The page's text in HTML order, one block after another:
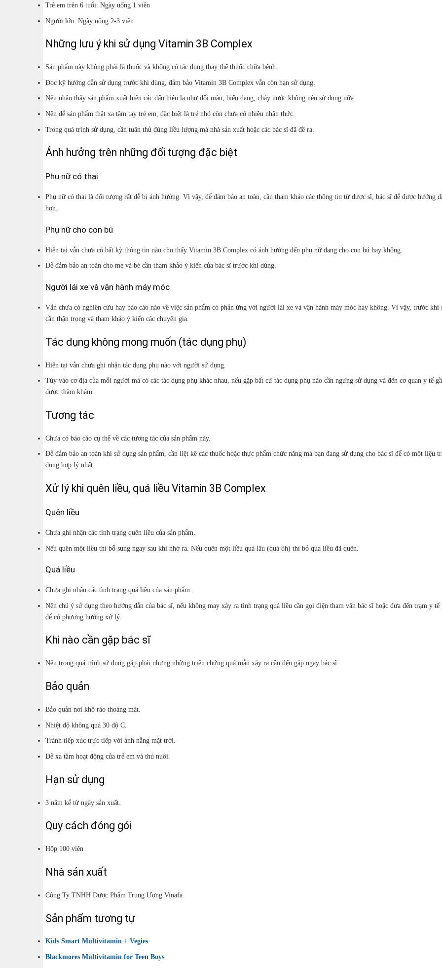
Trẻ em trên 6 tuổi: Ngày uống 1 viên
Người lớn: Ngày uống 2-3 viên
Những lưu ý khi sử dụng Vitamin 3B Complex
Sản phẩm này không phải là thuốc và không có tác dụng thay thế thuốc chữa bệnh.
Đọc kỹ hướng dẫn sử dụng trước khi dùng, đảm bảo Vitamin 3B Complex vẫn còn hạn sử dụng.
Nếu nhận thấy sản phẩm xuất hiện các dấu hiệu lạ như đổi màu, biến dạng, chảy nước không nên sử dụng nữa.
Nên để sản phẩm thật xa tầm tay trẻ em, đặc biệt là trẻ nhỏ còn chưa có nhiều nhận thức.
Trong quá trình sử dụng, cần tuân thủ đúng liều lượng mà nhà sản xuất hoặc các bác sĩ đã đề ra.
Ảnh hưởng trên những đối tượng đặc biệt
Phụ nữ có thai
Phụ nữ có thai là đối tượng rất dễ bị ảnh hưởng. Vì vậy, để đảm bảo an toàn, cần tham khảo các thông tin từ dược sĩ, bác sĩ để được hướng
hơn.
Phụ nữ cho con bú
Hiện tại vẫn chưa có bất kỳ thông tin nào cho thấy Vitamin 3B Complex có ảnh hưởng đến phụ nữ đang cho con bú hay không.
Để đảm bảo an toàn cho mẹ và bé cần tham khảo ý kiến của bác sĩ trước khi dùng.
Người lái xe và vận hành máy móc
Vẫn chưa có nghiên cứu hay báo cáo nào về việc sản phẩm có phản ứng với người lái xe và vận hành máy móc hay không. Vì vậy, trước khi
cần thận trọng và tham khảo ý kiến các chuyên gia.
Tác dụng không mong muốn (tác dụng phụ)
Hiện tại vẫn chưa ghi nhận tác dụng phụ nào với người sử dụng.
Tùy vào cơ địa của mỗi người mà có các tác dụng phụ khác nhau, nếu gặp bất cứ tác dụng phụ nào cần ngưng sử dụng và đến cơ quan y tế
được thăm khám.
Tương tác
Chưa có báo cáo cụ thể về các tương tác của sản phẩm này.
Để đảm bảo an toàn khi sử dụng sản phẩm, cần liệt kê các thuốc hoặc thực phẩm chức năng mà bạn đang sử dụng cho bác sĩ để có một liệu
dụng hợp lý nhất.
Xử lý khi quên liều, quá liều Vitamin 3B Complex
Quên liều
Chưa ghi nhận các tình trạng quên liều của sản phẩm.
Nếu quên một liều thì bổ sung ngay sau khi nhớ ra. Nếu quên một liều quá lâu (quá 8h) thì bỏ qua liều đã quên.
Quá liều
Chưa ghi nhận các tình trạng quá liều của sản phẩm.
Nên chú ý sử dụng theo hướng dẫn của bác sĩ, nếu không may xảy ra tình trạng quá liều cần gọi điện tham vấn bác sĩ hoặc đưa đến trạm y tế
để có phương hướng xử lý.
Khi nào cần gặp bác sĩ
Nếu trong quá trình sử dụng gặp phải nhưng những triệu chứng quá mẫn xảy ra cần đến gặp ngay bác sĩ.
Bảo quản
Bảo quản nơi khô ráo thoáng mát.
Nhiệt độ không quá 30 độ C.
Tránh tiếp xúc trực tiếp với ánh nắng mặt trời.
Để xa tầm hoạt động của trẻ em và thú nuôi.
Hạn sử dụng
3 năm kể từ ngày sản xuất.
Quy cách đóng gói
Hộp 100 viên
Nhà sản xuất
Công Ty TNHH Dược Phẩm Trung Ương Vinafa
Sản phẩm tương tự
Kids Smart Multivitamin + Vegies
Blackmores Multivitamin for Teen Boys